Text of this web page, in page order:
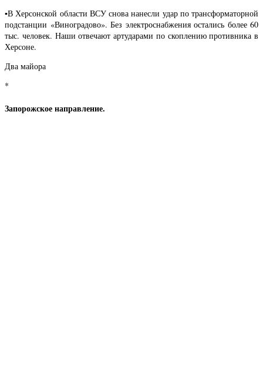
▪️В Херсонской области ВСУ снова нанесли удар по трансформаторной
подстанции «Виноградово». Без электроснабжения остались более 60
тыс. человек. Наши отвечают артударами по скоплению противника в
Херсоне.
Два майора
*
Запорожское направление.